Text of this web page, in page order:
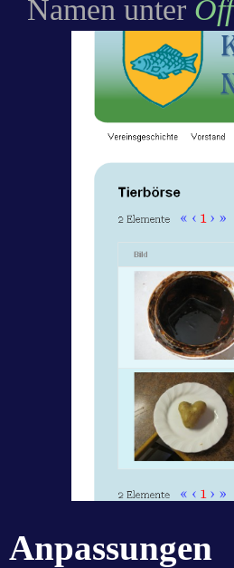
Namen unter
Anpassungen